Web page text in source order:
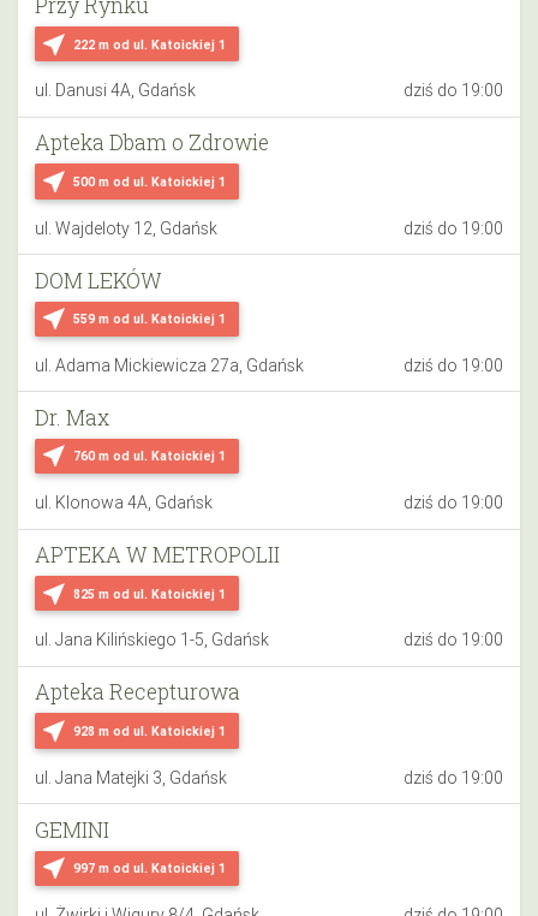
near_me 222 m od ul. Katoickiej 1
ul. Danusi 4A, Gdańsk dziś do 19:00
near_me 500 m od ul. Katoickiej 1
Apteka Dbam o Zdrowie
ul. Wajdeloty 12, Gdańsk dziś do 19:00
near_me 559 m od ul. Katoickiej 1
DOM LEKÓW
ul. Adama Mickiewicza 27a, Gdańsk dziś do 19:00
near_me 760 m od ul. Katoickiej 1
Dr. Max
ul. Klonowa 4A, Gdańsk dziś do 19:00
near_me 825 m od ul. Katoickiej 1
APTEKA W METROPOLII
ul. Jana Kilińskiego 1-5, Gdańsk dziś do 19:00
near_me 928 m od ul. Katoickiej 1
Apteka Recepturowa
ul. Jana Matejki 3, Gdańsk dziś do 19:00
near_me 997 m od ul. Katoickiej 1
GEMINI